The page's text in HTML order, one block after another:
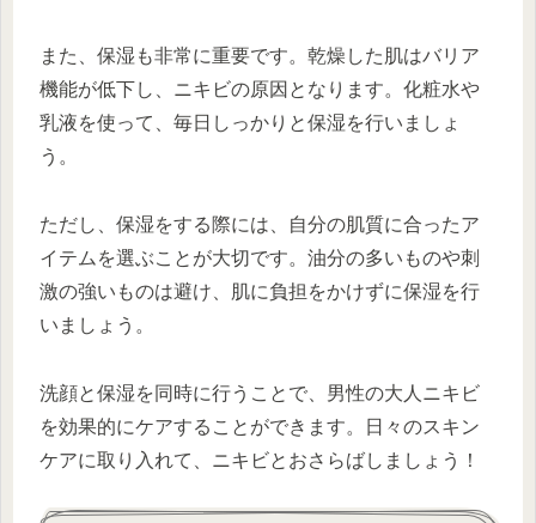
また、保湿も非常に重要です。乾燥した肌はバリア
機能が低下し、ニキビの原因となります。化粧水や
乳液を使って、毎日しっかりと保湿を行いましょ
う。
ただし、保湿をする際には、自分の肌質に合ったア
イテムを選ぶことが大切です。油分の多いものや刺
激の強いものは避け、肌に負担をかけずに保湿を行
いましょう。
洗顔と保湿を同時に行うことで、男性の大人ニキビ
を効果的にケアすることができます。日々のスキン
ケアに取り入れて、ニキビとおさらばしましょう！